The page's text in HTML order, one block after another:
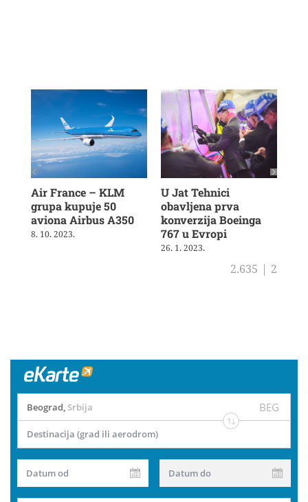
Air France – KLM
grupa kupuje 50
aviona Airbus A350
8. 10. 2023.
U Jat Tehnici
obavljena prva
konverzija Boeinga
767 u Evropi
26. 1. 2023.
2.635 | 2
Beograd, Srbija BEG
Destinacija (grad ili aerodrom)
Datum od Datum do